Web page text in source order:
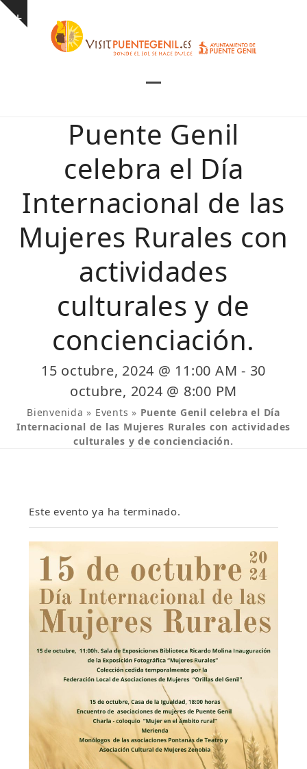
Skip
Show
mobile
menu
mobile
menu
Puente Genil
celebra el Día
Internacional de las
Mujeres Rurales con
actividades
culturales y de
concienciación.
15 octubre, 2024 @ 11:00 AM - 30
octubre, 2024 @ 8:00 PM
Bienvenida » Events » Puente Genil celebra el Día
Internacional de las Mujeres Rurales con actividades
culturales y de concienciación.
Este evento ya ha terminado.